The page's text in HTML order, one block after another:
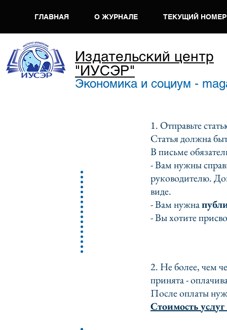
ГЛАВНАЯ О ЖУРНАЛЕ ТЕКУЩИЙ НОМЕР
Издательский центр
"ИУСЭР"
Экономика и социум -
1. Отправьте
Статья должна
В письме
- Вам нужны
руководителю.
виде.
- Вам нужна
- Вы хотите
2. Не более, чем
принята -
После оплаты
Стоимость